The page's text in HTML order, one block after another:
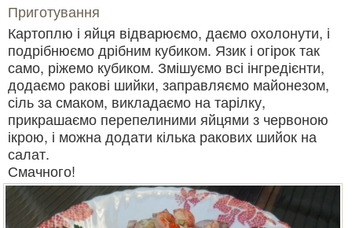
Приготування
Картоплю і яйця відварюємо, даємо охолонути, і
подрібнюємо дрібним кубиком. Язик і огірок так
само, ріжемо кубиком. Змішуємо всі інгредієнти,
додаємо ракові шийки, заправляємо майонезом,
сіль за смаком, викладаємо на тарілку,
прикрашаємо перепелиними яйцями з червоною
ікрою, і можна додати кілька ракових шийок на
салат.
Смачного!